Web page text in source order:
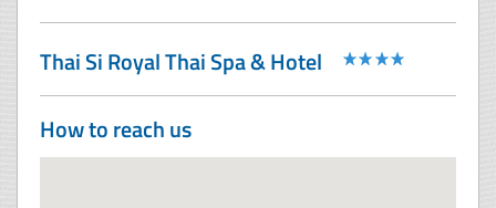
Thai Si Royal Thai Spa & Hotel
How to reach us